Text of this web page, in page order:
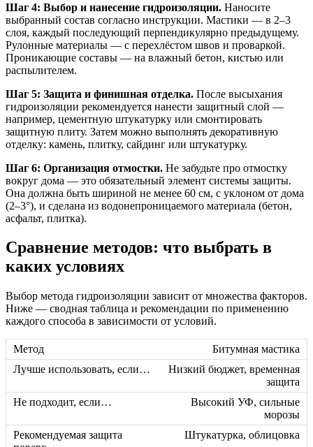
Шаг 4: Выбор и нанесение гидроизоляции. Наносите
выбранный состав согласно инструкции. Мастики — в 2–3
слоя, каждый последующий перпендикулярно предыдущему.
Рулонные материалы — с перехлёстом швов и проваркой.
Проникающие составы — на влажный бетон, кистью или
распылителем.
Шаг 5: Защита и финишная отделка. После высыхания
гидроизоляции рекомендуется нанести защитный слой —
например, цементную штукатурку или смонтировать
защитную плиту. Затем можно выполнять декоративную
отделку: камень, плитку, сайдинг или штукатурку.
Шаг 6: Организация отмостки. Не забудьте про отмостку
вокруг дома — это обязательный элемент системы защиты.
Она должна быть шириной не менее 60 см, с уклоном от дома
(2–3°), и сделана из водонепроницаемого материала (бетон,
асфальт, плитка).
Сравнение методов: что выбрать в
каких условиях
Выбор метода гидроизоляции зависит от множества факторов.
Ниже — сводная таблица и рекомендации по применению
каждого способа в зависимости от условий.
Битумная мастика
Низкий бюджет, временная
защита
Высокий УФ, сильные
морозы
Штукатурка, облицовка